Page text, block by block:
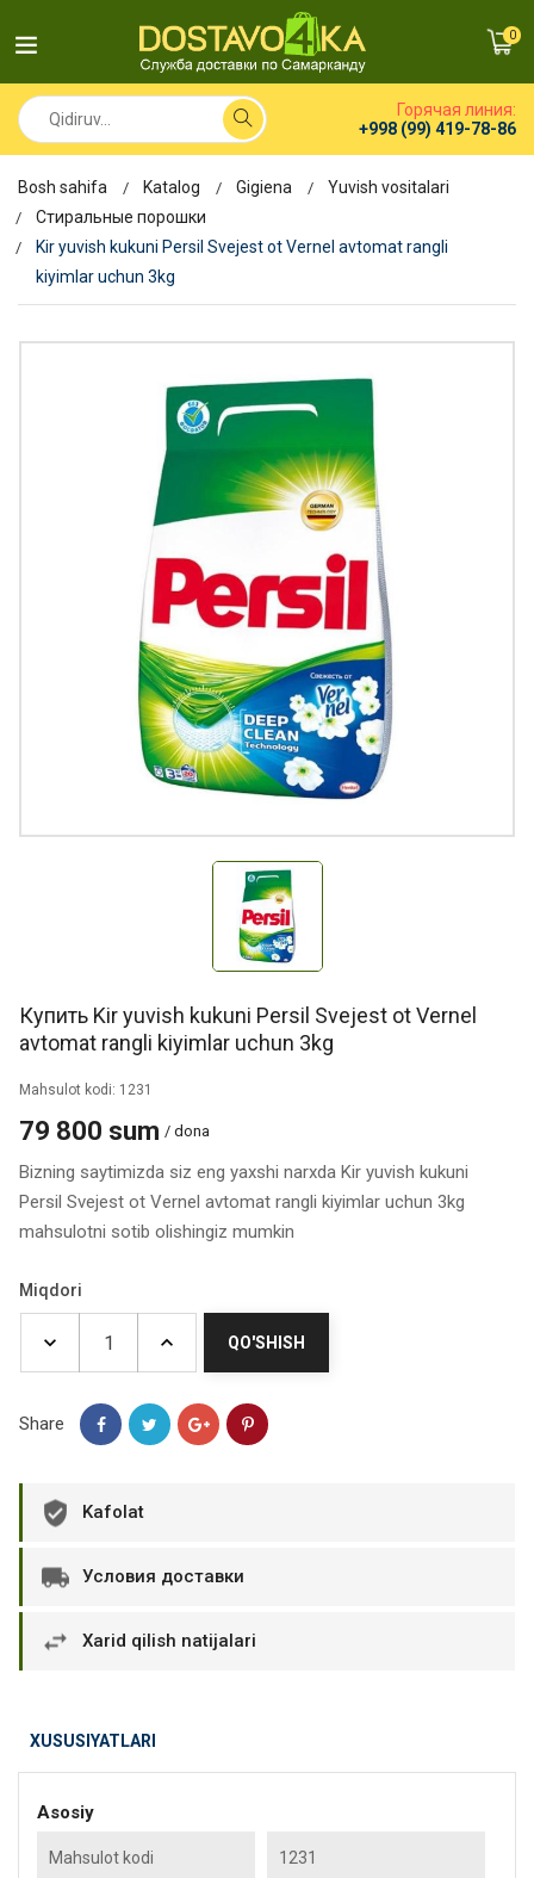
0
Горячая линия:
+998 (99) 419-78-86
Bosh sahifa Katalog Gigiena
Yuvish vositalari
Стиральные порошки
Kir yuvish kukuni Persil Svejest ot Vernel avtomat rangli
kiyimlar uchun 3kg
Купить Kir yuvish kukuni Persil Svejest ot Vernel
avtomat rangli kiyimlar uchun 3kg
Mahsulot kodi: 1231
79 800 sum / dona
Bizning saytimizda siz eng yaxshi narxda Kir yuvish kukuni
Persil Svejest ot Vernel avtomat rangli kiyimlar uchun 3kg
mahsulotni sotib olishingiz mumkin
Miqdori
QO'SHISH
Share
Kafolat
Условия доставки
Xarid qilish natijalari
XUSUSIYATLARI
Asosiy
Mahsulot kodi 1231